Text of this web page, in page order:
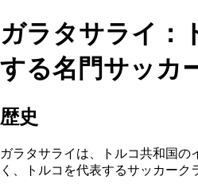
ガラタサライ：
する名門サッカ
歴史
ガラタサライは、トルコ共和国の
く、トルコを代表するサッカーク